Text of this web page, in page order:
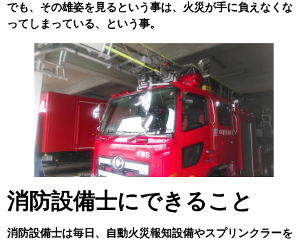
でも、その雄姿を見るという事は、火災が手に負えなくな
ってしまっている、という事。
消防設備士にできること
消防設備士は毎日、自動火災報知設備やスプリンクラーを